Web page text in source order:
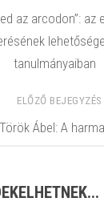
az arcodon”: az
tanulmányaiban
ELŐZŐ BEJEGYZÉS
Török Ábel: A